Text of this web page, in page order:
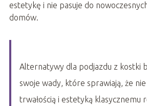
estetykę i nie pasuje do
domów.
Alternatywy dla podjazdu z kostki
swoje wady, które sprawiają, że
trwałością i estetyką klasycznemu